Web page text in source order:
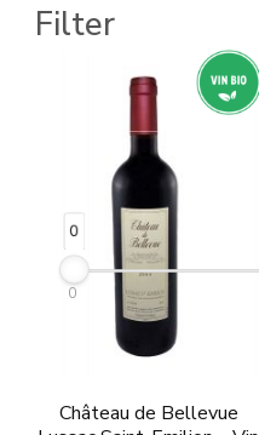
plusieurs
variations.
Les
options
peuvent
être
choisies
sur
page
Château de Bellevue
Filter
0
0